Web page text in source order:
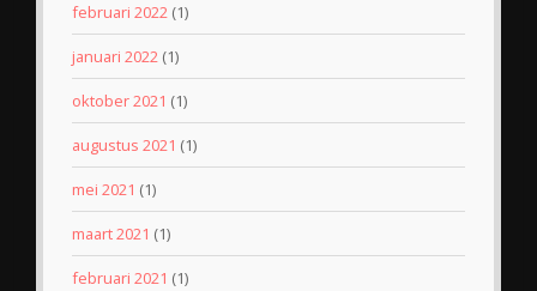
februari 2022 (1)
januari 2022 (1)
oktober 2021 (1)
augustus 2021 (1)
mei 2021 (1)
maart 2021 (1)
februari 2021 (1)